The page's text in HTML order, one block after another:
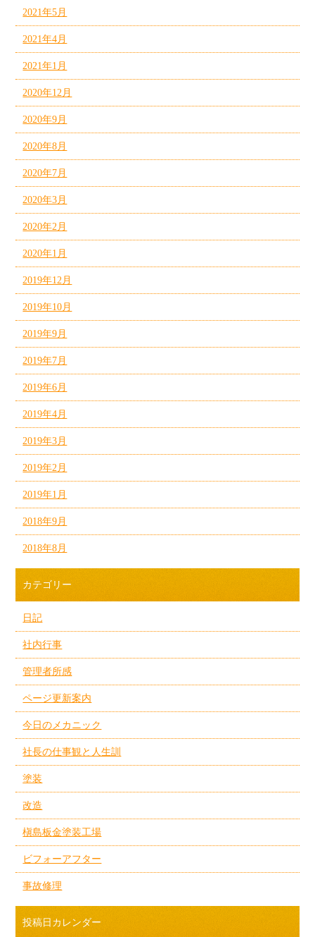
2021年5月
2021年4月
2021年1月
2020年12月
2020年9月
2020年8月
2020年7月
2020年3月
2020年2月
2020年1月
2019年12月
2019年10月
2019年9月
2019年7月
2019年6月
2019年4月
2019年3月
2019年2月
2019年1月
2018年9月
2018年8月
カテゴリー
日記
社内行事
管理者所感
ページ更新案内
今日のメカニック
社長の仕事観と人生訓
塗装
改造
槇島板金塗装工場
ビフォーアフター
事故修理
投稿日カレンダー